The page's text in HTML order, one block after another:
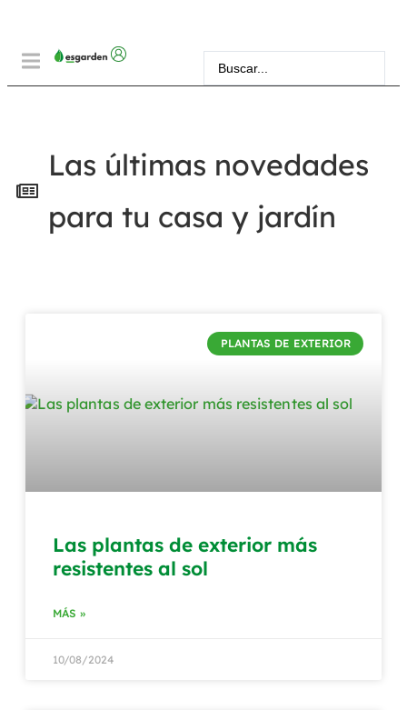
Las últimas novedades
para tu casa y jardín
PLANTAS DE EXTERIOR
Las plantas de exterior más
resistentes al sol
MÁS »
10/08/2024